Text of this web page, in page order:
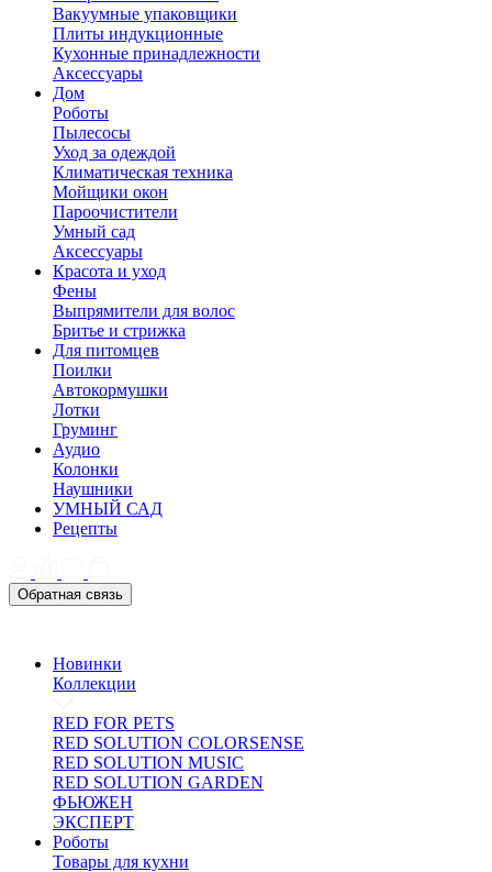
Вакуумные упаковщики
Плиты индукционные
Кухонные принадлежности
Аксессуары
Дом
Роботы
Пылесосы
Уход за одеждой
Климатическая техника
Мойщики окон
Пароочистители
Умный сад
Аксессуары
Красота и уход
Фены
Выпрямители для волос
Бритье и стрижка
Для питомцев
Поилки
Автокормушки
Лотки
Груминг
Аудио
Колонки
Наушники
УМНЫЙ САД
Рецепты
Обратная связь
Новинки
Коллекции
RED FOR PETS
RED SOLUTION COLORSENSE
RED SOLUTION MUSIC
RED SOLUTION GARDEN
ФЬЮЖЕН
ЭКСПЕРТ
Роботы
Товары для кухни